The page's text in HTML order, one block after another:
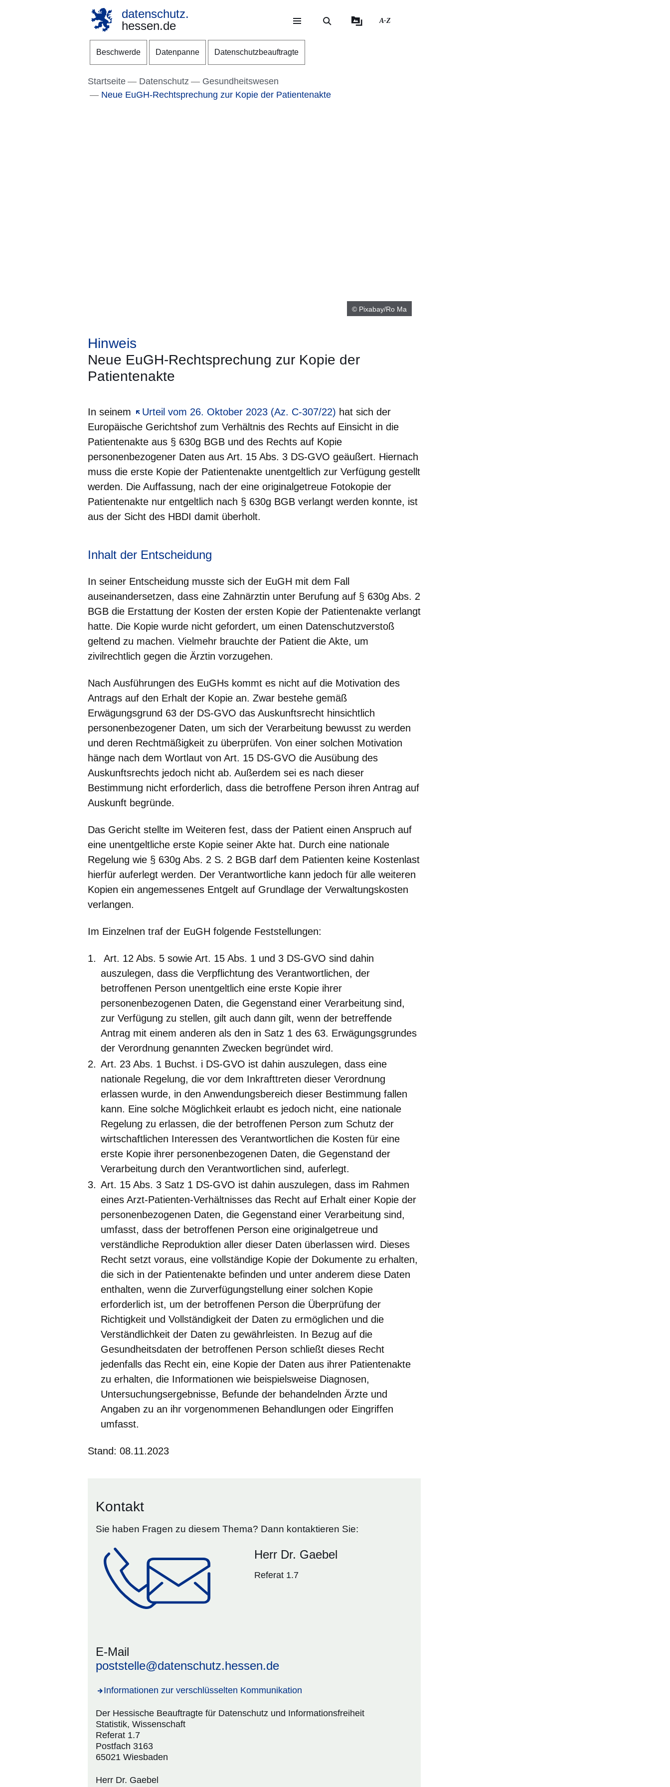
Direkt zum Kopf der Seite
Direkt zum Inhalt
Direkt zum Fuß der Seite
datenschutz.
hessen.de
A-Z
Beschwerde Datenpanne Datenschutzbeauftragte
Startseite Datenschutz
Gesundheitswesen
Neue EuGH-Rechtsprechung zur Kopie der Patientenakte
© Pixabay/Ro Ma
Hinweis
Neue EuGH-Rechtsprechung zur Kopie der
Patientenakte
In seinem Urteil vom 26. Oktober 2023 (Az. C-307/22)
Öffnet sich in einem neuen Fenster
hat sich der
Europäische Gerichtshof zum Verhältnis des Rechts auf Einsicht in die
Patientenakte aus § 630g BGB und des Rechts auf Kopie
personenbezogener Daten aus Art. 15 Abs. 3 DS-GVO geäußert. Hiernach
muss die erste Kopie der Patientenakte unentgeltlich zur Verfügung gestellt
werden. Die Auffassung, nach der eine originalgetreue Fotokopie der
Patientenakte nur entgeltlich nach § 630g BGB verlangt werden konnte, ist
aus der Sicht des HBDI damit überholt.
Inhalt der Entscheidung
In seiner Entscheidung musste sich der EuGH mit dem Fall
auseinandersetzen, dass eine Zahnärztin unter Berufung auf § 630g Abs. 2
BGB die Erstattung der Kosten der ersten Kopie der Patientenakte verlangt
hatte. Die Kopie wurde nicht gefordert, um einen Datenschutzverstoß
geltend zu machen. Vielmehr brauchte der Patient die Akte, um
zivilrechtlich gegen die Ärztin vorzugehen.
Nach Ausführungen des EuGHs kommt es nicht auf die Motivation des
Antrags auf den Erhalt der Kopie an. Zwar bestehe gemäß
Erwägungsgrund 63 der DS-GVO das Auskunftsrecht hinsichtlich
personenbezogener Daten, um sich der Verarbeitung bewusst zu werden
und deren Rechtmäßigkeit zu überprüfen. Von einer solchen Motivation
hänge nach dem Wortlaut von Art. 15 DS-GVO die Ausübung des
Auskunftsrechts jedoch nicht ab. Außerdem sei es nach dieser
Bestimmung nicht erforderlich, dass die betroffene Person ihren Antrag auf
Auskunft begründe.
Das Gericht stellte im Weiteren fest, dass der Patient einen Anspruch auf
eine unentgeltliche erste Kopie seiner Akte hat. Durch eine nationale
Regelung wie § 630g Abs. 2 S. 2 BGB darf dem Patienten keine Kostenlast
hierfür auferlegt werden. Der Verantwortliche kann jedoch für alle weiteren
Kopien ein angemessenes Entgelt auf Grundlage der Verwaltungskosten
verlangen.
Im Einzelnen traf der EuGH folgende Feststellungen:
Art. 12 Abs. 5 sowie Art. 15 Abs. 1 und 3 DS-GVO sind dahin
auszulegen, dass die Verpflichtung des Verantwortlichen, der
betroffenen Person unentgeltlich eine erste Kopie ihrer
personenbezogenen Daten, die Gegenstand einer Verarbeitung sind,
zur Verfügung zu stellen, gilt auch dann gilt, wenn der betreffende
Antrag mit einem anderen als den in Satz 1 des 63. Erwägungsgrundes
der Verordnung genannten Zwecken begründet wird.
Art. 23 Abs. 1 Buchst. i DS-GVO ist dahin auszulegen, dass eine
nationale Regelung, die vor dem Inkrafttreten dieser Verordnung
erlassen wurde, in den Anwendungsbereich dieser Bestimmung fallen
kann. Eine solche Möglichkeit erlaubt es jedoch nicht, eine nationale
Regelung zu erlassen, die der betroffenen Person zum Schutz der
wirtschaftlichen Interessen des Verantwortlichen die Kosten für eine
erste Kopie ihrer personenbezogenen Daten, die Gegenstand der
Verarbeitung durch den Verantwortlichen sind, auferlegt.
Art. 15 Abs. 3 Satz 1 DS-GVO ist dahin auszulegen, dass im Rahmen
eines Arzt-Patienten-Verhältnisses das Recht auf Erhalt einer Kopie der
personenbezogenen Daten, die Gegenstand einer Verarbeitung sind,
umfasst, dass der betroffenen Person eine originalgetreue und
verständliche Reproduktion aller dieser Daten überlassen wird. Dieses
Recht setzt voraus, eine vollständige Kopie der Dokumente zu erhalten,
die sich in der Patientenakte befinden und unter anderem diese Daten
enthalten, wenn die Zurverfügungstellung einer solchen Kopie
erforderlich ist, um der betroffenen Person die Überprüfung der
Richtigkeit und Vollständigkeit der Daten zu ermöglichen und die
Verständlichkeit der Daten zu gewährleisten. In Bezug auf die
Gesundheitsdaten der betroffenen Person schließt dieses Recht
jedenfalls das Recht ein, eine Kopie der Daten aus ihrer Patientenakte
zu erhalten, die Informationen wie beispielsweise Diagnosen,
Untersuchungsergebnisse, Befunde der behandelnden Ärzte und
Angaben zu an ihr vorgenommenen Behandlungen oder Eingriffen
umfasst.
Stand: 08.11.2023
Kontakt
Sie haben Fragen zu diesem Thema? Dann kontaktieren Sie:
Herr Dr. Gaebel
Referat 1.7
E-Mail
poststelle@datenschutz.hessen.de
Informationen zur verschlüsselten Kommunikation
Der Hessische Beauftragte für Datenschutz und Informationsfreiheit
Statistik, Wissenschaft
Referat 1.7
Postfach 3163
65021 Wiesbaden
Herr Dr. Gaebel